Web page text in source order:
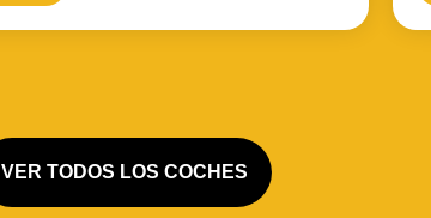
VER TODOS LOS COCHES